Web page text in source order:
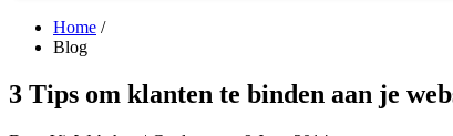
Home /
Blog
3 Tips om klanten te binden aan je